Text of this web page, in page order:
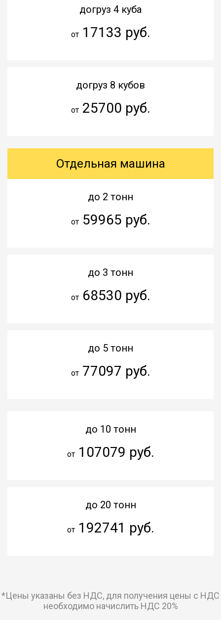
догруз 4 куба
от17133 руб.
догруз 8 кубов
от25700 руб.
Отдельная машина
до 2 тонн
от59965 руб.
до 3 тонн
от68530 руб.
до 5 тонн
от77097 руб.
до 10 тонн
от107079 руб.
до 20 тонн
от192741 руб.
*Цены указаны без НДС, для получения цены с НДС
необходимо начислить НДС 20%